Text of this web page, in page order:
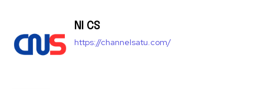
NI CS
https://channelsatu.com/